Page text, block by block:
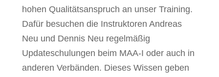
hohen Qualitätsanspruch an unser Training.
Dafür besuchen die Instruktoren Andreas
Neu und Dennis Neu regelmäßig
Updateschulungen beim MAA-I oder auch in
anderen Verbänden. Dieses Wissen geben